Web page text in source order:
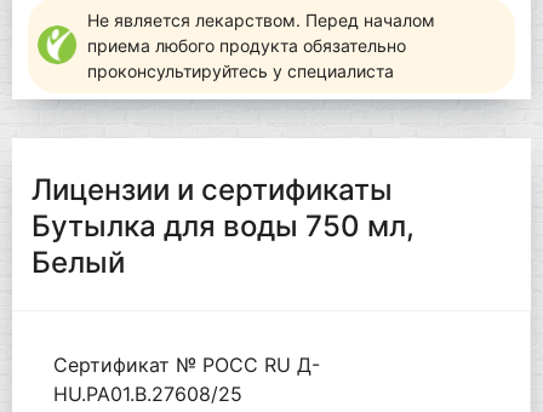
Не является лекарством. Перед началом
приема любого продукта обязательно
проконсультируйтесь у специалиста
Лицензии и сертификаты
Бутылка для воды 750 мл,
Белый
Сертификат № РОСС RU Д-
HU.РА01.В.27608/25